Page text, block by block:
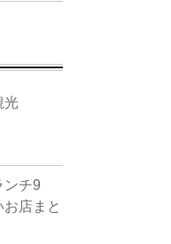
光
ンチ9
店まと